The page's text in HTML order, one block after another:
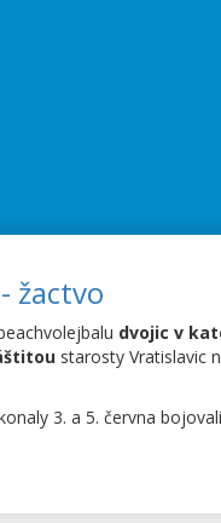
žactvo
dvojic v
starosty Vratislavic
3. a 5. června